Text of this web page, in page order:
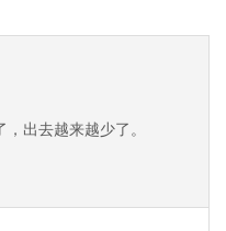
出去越来越少了。